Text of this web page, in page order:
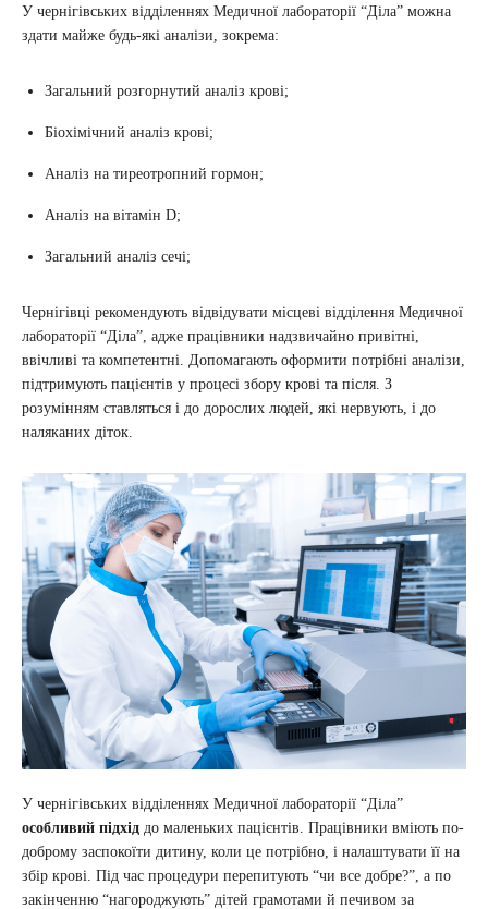
У чернігівських відділеннях Медичної лабораторії “Діла” можна
здати майже будь-які аналізи, зокрема:
Загальний розгорнутий аналіз крові;
Біохімічний аналіз крові;
Аналіз на тиреотропний гормон;
Аналіз на вітамін D;
Загальний аналіз сечі;
Чернігівці рекомендують відвідувати місцеві відділення Медичної
лабораторії “Діла”, адже працівники надзвичайно привітні,
ввічливі та компетентні. Допомагають оформити потрібні аналізи,
підтримують пацієнтів у процесі збору крові та після. З
розумінням ставляться і до дорослих людей, які нервують, і до
наляканих діток.
У чернігівських відділеннях Медичної лабораторії “Діла”
особливий підхід до маленьких пацієнтів. Працівники вміють по-
доброму заспокоїти дитину, коли це потрібно, і налаштувати її на
збір крові. Під час процедури перепитують “чи все добре?”, а по
закінченню “нагороджують” дітей грамотами й печивом за